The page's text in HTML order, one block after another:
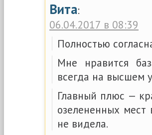
Вита:
06.04.2017 в 08:39
Полностью
Мне нравится
всегда на высшем
Главный плюс —
озелененных мест
не видела.